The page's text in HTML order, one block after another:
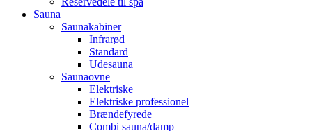
Sauna
Saunakabiner
Infrarød
Standard
Udesauna
Saunaovne
Elektriske
Elektriske professionel
Brændefyrede
Combi sauna/damp